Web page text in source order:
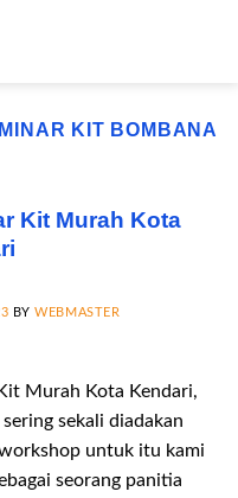
KIT BOMBANA
Kit Murah Kota
BYWEBMASTER
Murah Kota Kendari,
sekali diadakan
untuk itu kami
seorang panitia